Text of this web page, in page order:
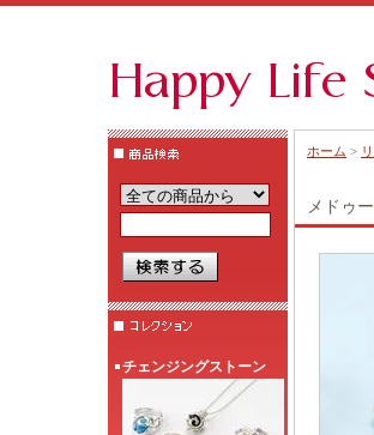
チェンジングストーン
ホーム >
メドゥ